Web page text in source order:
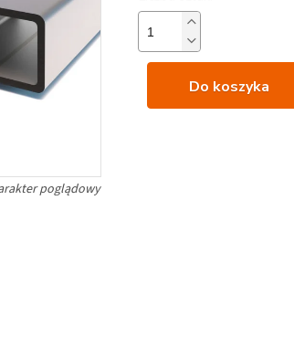
Do koszyka